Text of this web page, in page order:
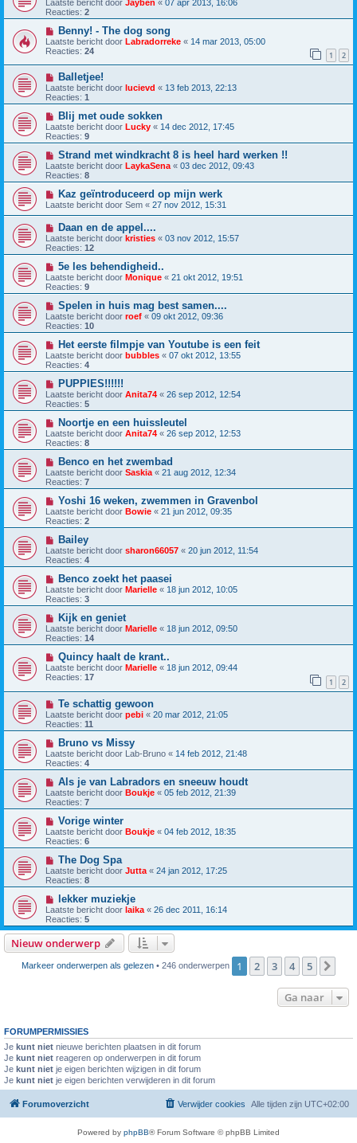
Laatste bericht door Jayben « 07 apr 2013, 16:06
Reacties: 2
Benny! - The dog song
Laatste bericht door Labradorreke « 14 mar 2013, 05:00
Reacties: 24 1 2
Balletjee!
Laatste bericht door lucievd « 13 feb 2013, 22:13
Reacties: 1
Blij met oude sokken
Laatste bericht door Lucky « 14 dec 2012, 17:45
Reacties: 9
Strand met windkracht 8 is heel hard werken !!
Laatste bericht door LaykaSena « 03 dec 2012, 09:43
Reacties: 8
Kaz geïntroduceerd op mijn werk
Laatste bericht door Sem « 27 nov 2012, 15:31
Daan en de appel....
Laatste bericht door kristies « 03 nov 2012, 15:57
Reacties: 12
5e les behendigheid..
Laatste bericht door Monique « 21 okt 2012, 19:51
Reacties: 9
Spelen in huis mag best samen....
Laatste bericht door roef « 09 okt 2012, 09:36
Reacties: 10
Het eerste filmpje van Youtube is een feit
Laatste bericht door bubbles « 07 okt 2012, 13:55
Reacties: 4
PUPPIES!!!!!!
Laatste bericht door Anita74 « 26 sep 2012, 12:54
Reacties: 5
Noortje en een huissleutel
Laatste bericht door Anita74 « 26 sep 2012, 12:53
Reacties: 8
Benco en het zwembad
Laatste bericht door Saskia « 21 aug 2012, 12:34
Reacties: 7
Yoshi 16 weken, zwemmen in Gravenbol
Laatste bericht door Bowie « 21 jun 2012, 09:35
Reacties: 2
Bailey
Laatste bericht door sharon66057 « 20 jun 2012, 11:54
Reacties: 4
Benco zoekt het paasei
Laatste bericht door Marielle « 18 jun 2012, 10:05
Reacties: 3
Kijk en geniet
Laatste bericht door Marielle « 18 jun 2012, 09:50
Reacties: 14
Quincy haalt de krant..
Laatste bericht door Marielle « 18 jun 2012, 09:44
Reacties: 17 1 2
Te schattig gewoon
Laatste bericht door pebi « 20 mar 2012, 21:05
Reacties: 11
Bruno vs Missy
Laatste bericht door Lab-Bruno « 14 feb 2012, 21:48
Reacties: 4
Als je van Labradors en sneeuw houdt
Laatste bericht door Boukje « 05 feb 2012, 21:39
Reacties: 7
Vorige winter
Laatste bericht door Boukje « 04 feb 2012, 18:35
Reacties: 6
The Dog Spa
Laatste bericht door Jutta « 24 jan 2012, 17:25
Reacties: 8
lekker muziekje
Laatste bericht door laika « 26 dec 2011, 16:14
Reacties: 5
Nieuw onderwerp
Markeer onderwerpen als gelezen • 246 onderwerpen 1 2 3 4 5
Ga naar
FORUMPERMISSIES
Je kunt niet nieuwe berichten plaatsen in dit forum
Je kunt niet reageren op onderwerpen in dit forum
Je kunt niet je eigen berichten wijzigen in dit forum
Je kunt niet je eigen berichten verwijderen in dit forum
Forumoverzicht Alle tijden zijn UTC+02:00
Verwijder cookies
Powered by phpBB® Forum Software © phpBB Limited